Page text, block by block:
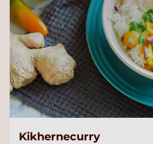
Kikhernecurry